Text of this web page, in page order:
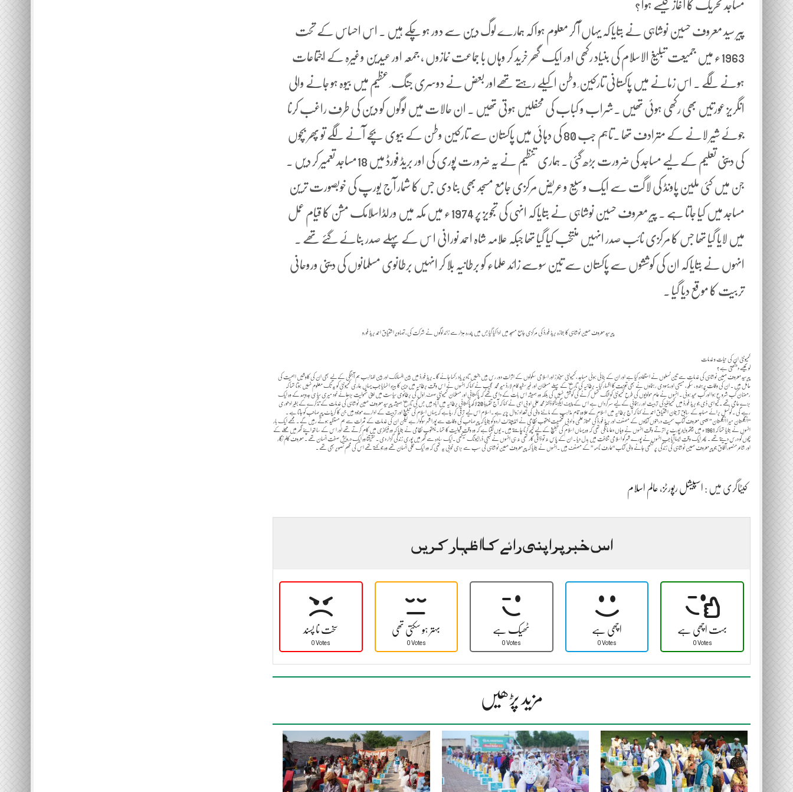
مساجد تحریک کا آغاز کیسے ہوا ؟
پیر سید معروف حسین نوشاہی نے بتایا کہ یہاں آ کر معلوم ہوا کہ ہمارے لوگ دین سے دور ہو چکے ہیں ۔ اس احساس کے تحت
1963ء میں جمیعت تبلیغ الاسلام کی بنیاد رکھی اور ایک گھر خرید کر وہاں با جماعت نمازوں ، جمعہ اور عیدین وغیرہ کے اجتماعات
ہونے لگے ۔ اس زمانے میں پاکستانی تارکین ِ وطن اکیلے رہتے تھےاور بعض نے دوسری جنگ ِ عظیم میں بیوہ ہو جانے والی
انگریز عورتیں بھی رکھی ہوئی تھیں ۔شراب و کباب کی محفلیں ہوتی تھیں ۔ ان حالات میں لوگوں کو دین کی طرف راغب کرنا
جوئے شیر لانے کے مترادف تھا ۔تاہم جب 80 کی دہائی میں پاکستان سے تارکین وطن کے بیوی بچے آنے لگے تو پھر بچوں
کی دینی تعلیم کے لیے مساجد کی ضرورت بڑھ گئی ۔ ہماری تنظیم نے یہ ضرورت پوری کی اور بریڈ فورڈ میں 18مساجد تعمیر کر دیں ۔
جن میں کئی ملین پاونڈ کی لاگت سے ایک وسیع و عریض مرکزی جامع مسجد بھی بنا دی جس کا شمار آج یورپ کی خوبصورت ترین
مساجد میں کیا جاتا ہے ۔ پیر معروف حسین نوشاہی نے بتایا کہ انہی کی تجویز پر 1974ء میں مکہ میں ورلڈاسلامک مشن کا قیام عمل
میں لایا گیا تھا جس کا مرکزی نائب صدر انہیں منتخب کیا گیا تھا جبکہ علامہ شاہ احمد نورانی ا س کے پہلے صدر بنائے گئے تھے ۔
انہوں نے بتایا کہ ان کی کوششوں سے پاکستان سے تین سوسے زائد علماء کو برطانیہ بلا کر انہیں برطانوی مسلمانوں کی دینی وروحانی
تربیت کا موقع دیا گیا ۔
پیر سید معروف حسین نوشاہی کا جنازہ بریڈ فورڈ کی مرکزی جامع مسجد میں ادا کیا گیا جس میں پندرہ ہزار سے زائد لوگوں نے شرکت کی، تصاویر اشتیاق احمد بریڈ فورو
کمیونٹی ان کی حیات و خدمات
کو کیسے دیکھتی ہے ؟
پیر سید معروف حسین نوشاہی کی خدمات سے تین نسلوں نے استفادہ کیا ہے اور ان کے بنائی ہوئی مساجد ،کمیونٹی سینٹرز اور اسلامی سکولوں کے اثرات دور رس ہیں جنہیں تادیر یاد رکھا جائے گا ۔بریڈ فورڈ میں بین المسالک اور بین المذاہب ہم آہنگی کے لیے بھی ان کی کاوشیں اہمیت کی
حامل ہیں ۔ ان کی وفات پر ہندو ، سکھ ، مسیحی اور یہودی رہنماؤں نے بھی تعزیت کا اظہار کیا ۔ برطانیہ کی تاریخ کے پہلے مسلمان اور غیر سفید فام لارڈ میٔر محمد عجیب نے کہا کہ انہوں نے ا س وقت برطانیہ میں دین کا بیڑہ اٹھایا جب یہاں ہماری کمیونٹی کو یہ تک معلوم نہیں ہوتا تھا کہ
رمضان کب شرو ع ہوا اور کب عید ہوئی ۔ انہوں نے عام مولویوں کی طرح کمیونٹی کو الگ تھل کرنے کی کوشش نہیں کی بلکہ وہ ہمیشہ اس بات کے داعی تھے کہ پاکستانی اور مسلمان کمیونٹی صف ِ اوّل کی برطانوی سیاست میں اپنی شمولیت بڑھائے خود میری سیاسی جدوجہد کے وہ ایک
بڑے حامی تھے ۔ کیو ای ڈی جو بریڈ فورڈ میں کمیونٹیز کی تربیت اور رہنمائی کے لیے سرگرداں ہے اس کے چیف ایگزیکٹو ڈاکٹر محمد علی او بی ای نے کہا کہ آج تقریباً 20 لاکھ پاکستانی برطانیہ میں آباد ہیں جس کی تاریخ ہمیشہ پیر سید معروف حسین نوشاہی کی خدمات کے تذکرے کے بغیر ادھوری
رہے گی ۔ کونسل برائے مساجد کے سابق ترجمان اشتیاق احمد نے کہا کہ آج برطانیہ میں اسلام کے علاوہ تمام مذاہب کے ماننے والی کی تعداد زوال پزیر ہے ۔اسلام اس لیے ترقی کر رہاہے کہ یہاں اسلام کی تبلیغ اور تربیت کے ادارے موجود ہیں جن کا کریڈٹ پیر صاحب کو جاتا ہے ۔
“انگلستان میرا انگلستان ” جیسی معروف کتاب سمیت درجنوں کتابوں کے مصنف اور بریڈ فورڈ کی ممتاز علمی و ادبی شخصیت یعقوب نظامی نے انڈیپنڈنٹ اردو کو بتایا کہ پیر صاحب کی وفات سے پورا شہر سوگوار ہے لیکن ان کی خدمات کے ثمرات سے ہم مستفید ہوتے رہیں گے ۔مجھے ایک بار
انہوں نے بتایا تھا کہ 1961ء میں ہیتھروایئر پورٹ پر اترتے وقت انہوں نے وہاں دعا مانگی تھی کہ وہ یہاں اسلام کی تبلیغ کے لیے کچھ کرنا چاہتے ہیں۔ یوں لگتا ہے کہ وہ وقت قبولیت کا تھا ۔ یعقوب نظامی نے بتایا کہ وہ فیکٹری میں کام کرتے تھے اور ا س کے ساتھ اپنے گھر میں محلے کے
بچوں کو درس دیتے تھے ۔ پھر ایک وقت ایسا آیا جب انہوں نے پورے شہر کو اسلامی شناخت میں بدل دیا ۔ ان کے پاس نہ تو ذاتی کار تھی نہ ہی انہوں نے کبھی ڈرائیونگ سیکھی ۔ایک سادہ سے گھر میں پوری زندگی گزار دی ۔ حقیقتاً وہ ایک درویش صفت انسان تھے ۔ معروف کالم نگار
اور شاعر منصور آفاق جو پیر معروف حسین نوشاہی کی زندگی پر لکھی جانے والی کتاب “عارف نامہ ” کے مصنف ہیں ۔انہوں نے بتایا کہ پیر معروف حسین نوشاہی کی سب سے بڑی خوبی یہ تھی کہ وہ ایک عملی انسان تھے وہ جو کہتے تھے اس کی مجسم تصویر بھی تھے ۔
کیٹاگری میں : اسپیشل رپورٹز، عالم اسلام
اس خبر پر اپنی رائے کا اظہار کریں
سخت نا پسند
0 Votes
بہتر ہو سکتی تھی
0 Votes
ٹھیک ہے
0 Votes
اچھی ہے
0 Votes
بہت اچھی ہے
0 Votes
مزید پڑھیں